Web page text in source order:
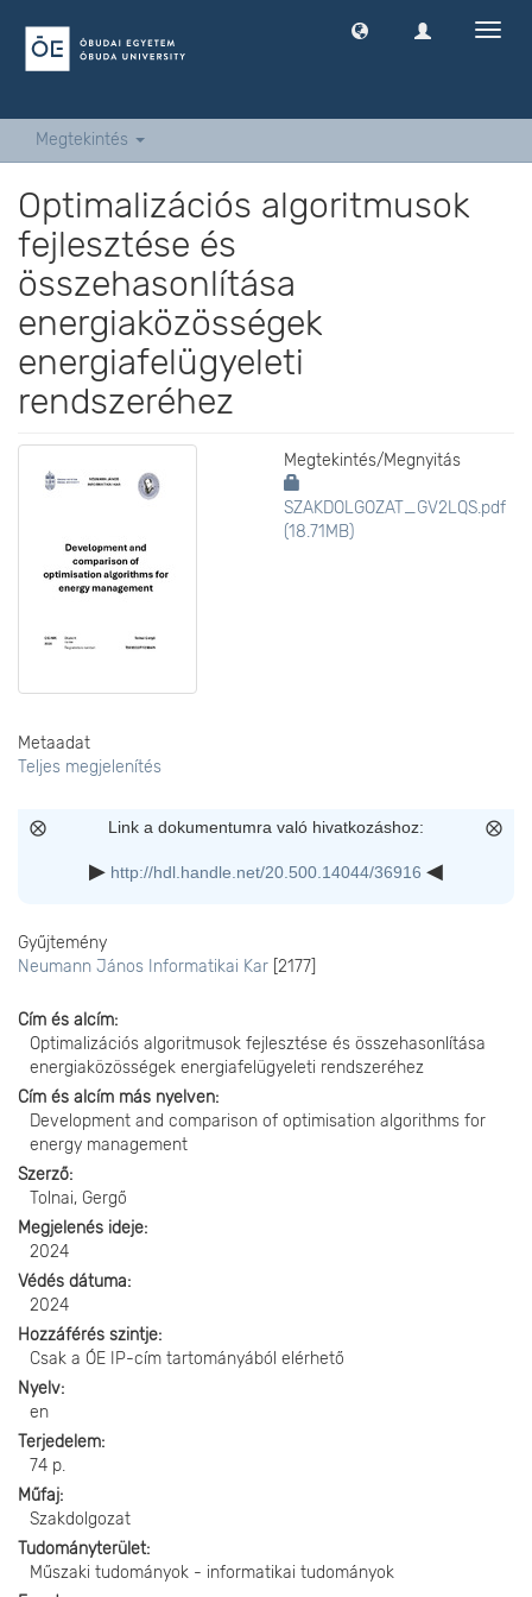
Megtekintés
Optimalizációs algoritmusok
fejlesztése és
összehasonlítása
energiaközösségek
energiafelügyeleti
rendszeréhez
Megtekintés/Megnyitás
SZAKDOLGOZAT_GV2LQS.pdf
(18.71MB)
Metaadat
Teljes megjelenítés
Link a dokumentumra való hivatkozáshoz:
http://hdl.handle.net/20.500.14044/36916
Gyűjtemény
Neumann János Informatikai Kar [2177]
Cím és alcím
Optimalizációs algoritmusok fejlesztése és összehasonlítása
energiaközösségek energiafelügyeleti rendszeréhez
Cím és alcím más nyelven
Development and comparison of optimisation algorithms for
energy management
Szerző
Tolnai, Gergő
Megjelenés ideje
2024
Védés dátuma
2024
Hozzáférés szintje
Csak a ÓE IP-cím tartományából elérhető
Nyelv
en
Terjedelem
74 p.
Műfaj
Szakdolgozat
Tudományterület
Műszaki tudományok - informatikai tudományok